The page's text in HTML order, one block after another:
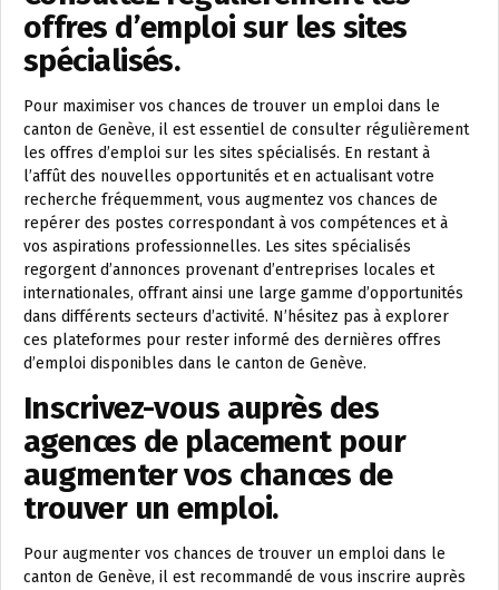
offres d’emploi sur les sites
spécialisés.
Pour maximiser vos chances de trouver un emploi dans le
canton de Genève, il est essentiel de consulter régulièrement
les offres d’emploi sur les sites spécialisés. En restant à
l’affût des nouvelles opportunités et en actualisant votre
recherche fréquemment, vous augmentez vos chances de
repérer des postes correspondant à vos compétences et à
vos aspirations professionnelles. Les sites spécialisés
regorgent d’annonces provenant d’entreprises locales et
internationales, offrant ainsi une large gamme d’opportunités
dans différents secteurs d’activité. N’hésitez pas à explorer
ces plateformes pour rester informé des dernières offres
d’emploi disponibles dans le canton de Genève.
Inscrivez-vous auprès des
agences de placement pour
augmenter vos chances de
trouver un emploi.
Pour augmenter vos chances de trouver un emploi dans le
canton de Genève, il est recommandé de vous inscrire auprès